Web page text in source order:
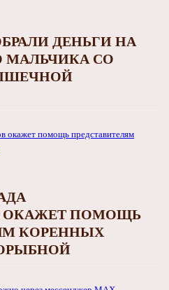
ДЕНЬГИ НА
МАЛЬЧИКА СО
ОКАЖЕТ ПОМОЩЬ
КОРЕННЫХ